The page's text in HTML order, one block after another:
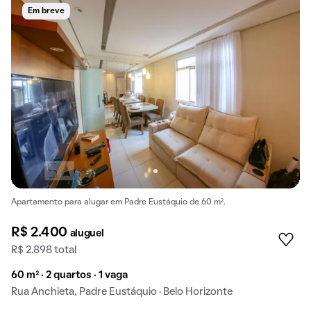
Em breve
Apartamento para alugar em Padre Eustáquio de 60 m².
R$ 2.400 aluguel
R$ 2.898 total
60 m² · 2 quartos · 1 vaga
Rua Anchieta, Padre Eustáquio · Belo Horizonte